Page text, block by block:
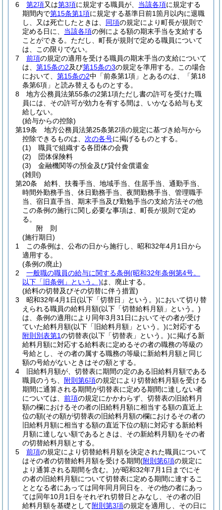
6
第2項又は第3項に規定する職員が、 当該各項に規定する
期間内で第15条第1項に規定する基準日前1箇月以内に退職
し、又は死亡したときは、 同項の規定により町長が規則で
定める日に、 当該各項の例による額の期末手当を支給する
ことができる。 ただし、町長が規則で定める職員について
は、この限りでない。
7
前項の規定の適用を受ける職員の期末手当の支給について
は、 第15条の2及び第15条の3の規定を準用する。
この場合
において、 第15条の2中「前条第1項」とあるのは、「第18
条第6項」と読み替えるものとする。
8
地方公務員法第55条の2第1項ただし書の許可を受けた職
員には、その許可が効力を有する間は、いかなる給与も支
給しない。
(給与からの控除)
第19条
地方公務員法第25条第2項の規定に基づき給与から
控除できるものは、 次の各号に掲げるものとする。
(1)
職員で組織する各団体の会費
(2)
団体保険料
(3)
金融機関等の預金及び貸付金償還金
(雑則)
第20条
給料、扶養手当、地域手当、住居手当、通勤手当、
時間外勤務手当、休日勤務手当、夜間勤務手当、管理職手
当、宿日直手当、期末手当及び勤勉手当の支給方法その他
この条例の施行に関し必要な事項は、町長が規則で定め
る。
附 則
(施行期日)
1
この条例は、公布の日から施行し、昭和32年4月1日から
適用する。
(条例の廃止)
2
一般職の職員の給与に関する条例(昭和32年条例第4号。
以下「旧条例」という。)は、廃止する。
(給料の切替及びその切替に伴う措置)
3
昭和32年4月1日(以下「切替日」という。)において切り替
えられる職員の給料月額(以下「切替給料月額」という。)
は、条例の適用により同年3月31日においてその者が受け
ていた給料月額(以下「旧給料月額」という。)に対応する
附則別表第1の切替表(以下「切替表」という。)に掲げる新
給料月額に対応する給料表に定めるその者の職務の等級の
号給とし、その者の属する職務の等級に新給料月額と同じ
額の号給がないときはその額とする。
4
旧給料月額が、切替表に期間の定のある旧給料月額である
職員のうち、
附則第6項の規定により切替給料月額を受ける
期間に通算される期間が切替表に定める期間に達しない者
については、 前項の規定にかかわらず、切替表の旧給料月
額の欄におけるその者の旧給料月額に相当する額の直近上
位の額(その額が切替表の旧給料月額の欄におけるその者の
旧給料月額に相当する額の直近下位の額に対応する新給料
月額に達しない額であるときは、その新給料月額)をその者
の切替給料月額とする。
5
前項の規定により切替給料月額を決定された職員について
はその者の切替給料月額を受ける期間(附則第6項の規定に
より通算される期間を含む。)が昭和32年7月1日までにそ
の者の旧給料月額について切替表に定める期間に達するこ
ととなる者にあっては同年同月同日を、その他の者にあっ
ては同年10月1日をそれぞれ切替日とみなし、その者の旧
給料月額を基礎として附則第3項の規定を適用し、その日に